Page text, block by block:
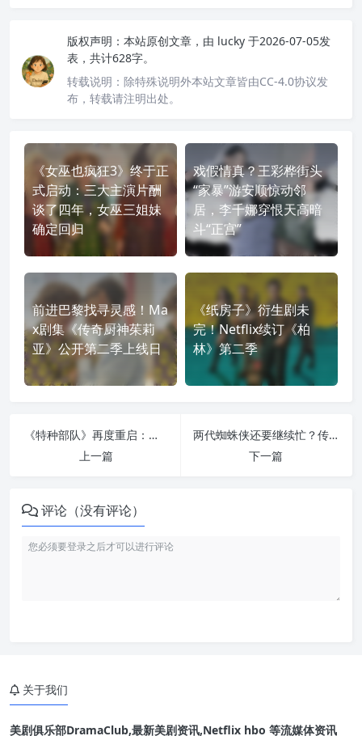
版权声明： 本站原创文章，由 lucky 于2026-07-05发
表，共计628字。
转载说明： 除特殊说明外本站文章皆由CC-4.0协议发
布，转载请注明出处。
《女巫也疯狂3》终于正
式启动：三大主演片酬
谈了四年，女巫三姐妹
确定回归
戏假情真？王彩桦街头
“家暴”游安顺惊动邻
居，李千娜穿恨天高暗
斗“正宫”
前进巴黎找寻灵感！Ma
x剧集《传奇厨神茱莉
亚》公开第二季上线日
《纸房子》衍生剧未
完！Netflix续订《柏
林》第二季
《特种部队》再度重启：不走搞笑路线，明年或开拍写实悬疑版
上一篇
两代蜘蛛侠还要继续忙？传托比·马奎尔与安德鲁·加菲尔德《复联6》后仍有新戏
下一篇
评论（没有评论）
关于我们
美剧俱乐部DramaClub,最新美剧资讯,Netflix hbo 等流媒体资讯